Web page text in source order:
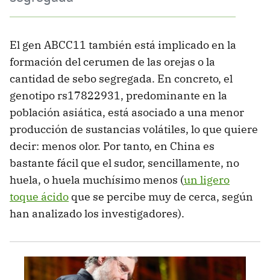
El gen ABCC11 también está implicado en la
formación del cerumen de las orejas o la
cantidad de sebo segregada. En concreto, el
genotipo rs17822931, predominante en la
población asiática, está asociado a una menor
producción de sustancias volátiles, lo que quiere
decir: menos olor. Por tanto, en China es
bastante fácil que el sudor, sencillamente, no
huela, o huela muchísimo menos (un ligero
toque ácido que se percibe muy de cerca, según
han analizado los investigadores).